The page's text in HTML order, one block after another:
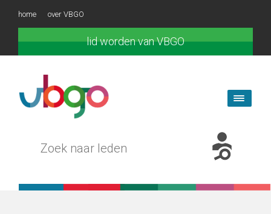
home over VBGO
lid worden van VBGO